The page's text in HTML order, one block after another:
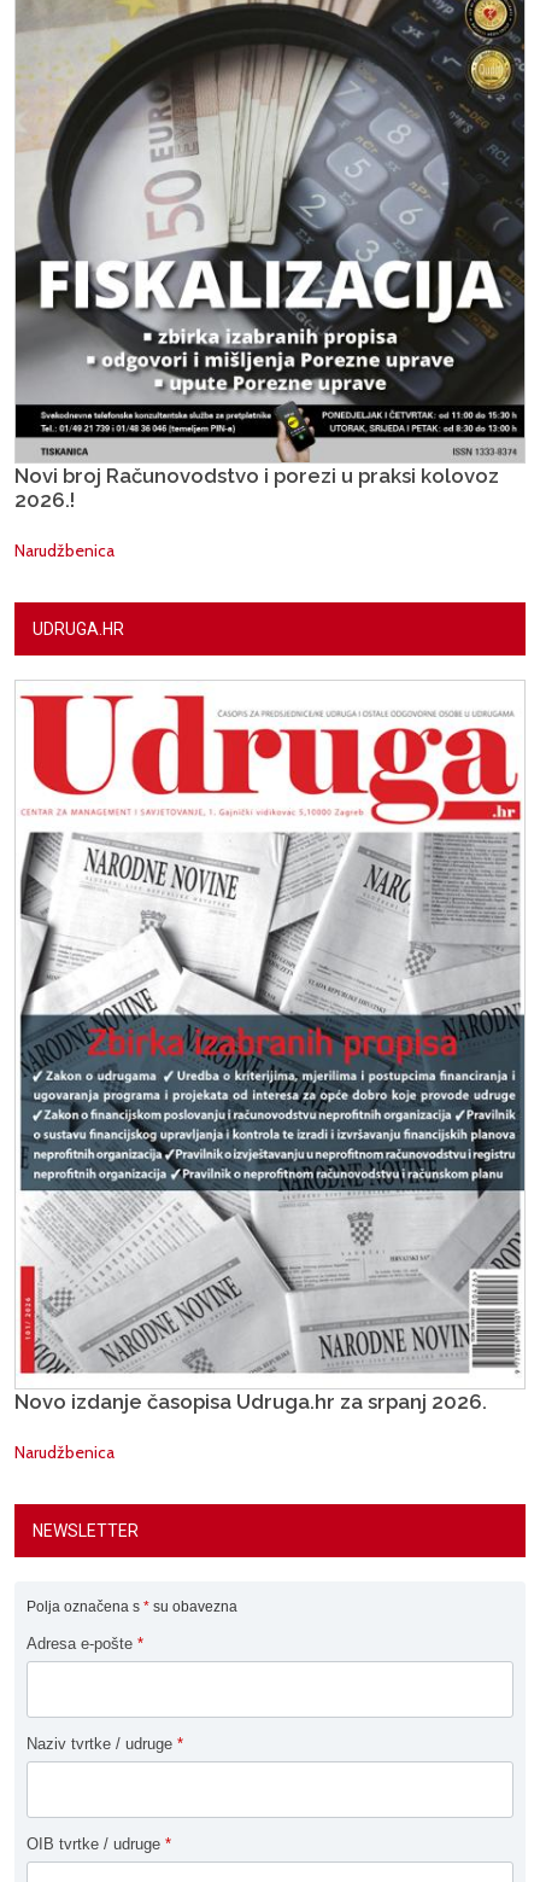
Novi broj Računovodstvo i porezi u praksi kolovoz
2026.!
Narudžbenica
UDRUGA.HR
Novo izdanje časopisa Udruga.hr za srpanj 2026.
Narudžbenica
NEWSLETTER
Polja označena s * su obavezna
Adresa e-pošte *
Naziv tvrtke / udruge *
OIB tvrtke / udruge *